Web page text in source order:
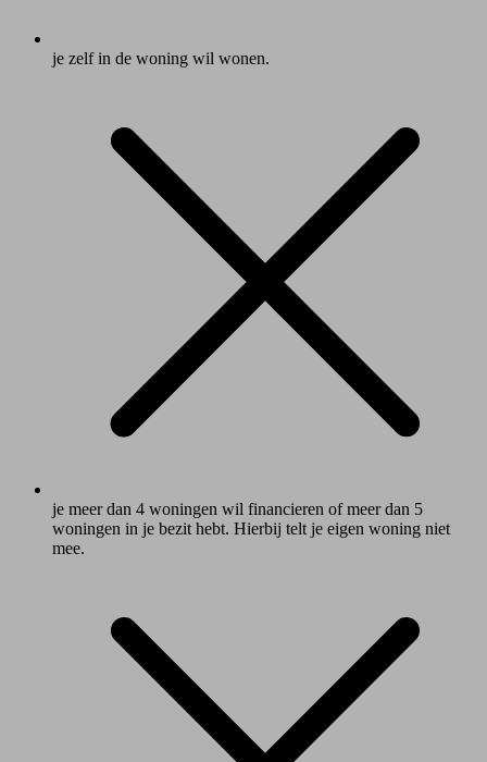
je zelf in de woning wil wonen.
je meer dan 4 woningen wil financieren of meer dan 5
woningen in je bezit hebt. Hierbij telt je eigen woning niet
mee.